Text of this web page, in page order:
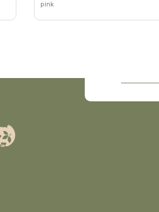
pink